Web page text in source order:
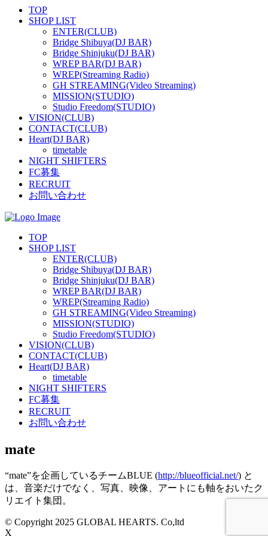
TOP
SHOP LIST
ENTER(CLUB)
Bridge Shibuya(DJ BAR)
Bridge Shinjuku(DJ BAR)
WREP BAR(DJ BAR)
WREP(Streaming Radio)
GH STREAMING(Video Streaming)
MISSION(STUDIO)
Studio Freedom(STUDIO)
VISION(CLUB)
CONTACT(CLUB)
Heart(DJ BAR)
timetable
NIGHT SHIFTERS
FC募集
RECRUIT
お問い合わせ
TOP
SHOP LIST
ENTER(CLUB)
Bridge Shibuya(DJ BAR)
Bridge Shinjuku(DJ BAR)
WREP BAR(DJ BAR)
WREP(Streaming Radio)
GH STREAMING(Video Streaming)
MISSION(STUDIO)
Studio Freedom(STUDIO)
VISION(CLUB)
CONTACT(CLUB)
Heart(DJ BAR)
timetable
NIGHT SHIFTERS
FC募集
RECRUIT
お問い合わせ
mate
“mate”を企画しているチームBLUE (http://blueofficial.net/) と
は、音楽だけでなく、写真、映像、アートにも軸をおいたク
リエイト集団。
© Copyright 2025 GLOBAL HEARTS. Co,ltd
X